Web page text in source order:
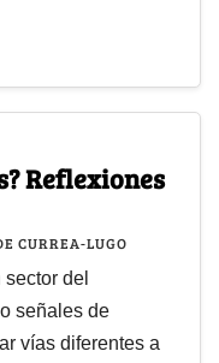
Reflexiones
CURREA-LUGO
del
señales de
vías diferentes a